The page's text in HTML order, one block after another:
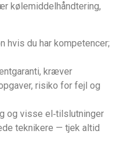
kølemiddelhåndtering,
hvis du har kompetencer;
kræver
risiko for fejl og
og visse el‑tilslutninger
teknikere — tjek altid